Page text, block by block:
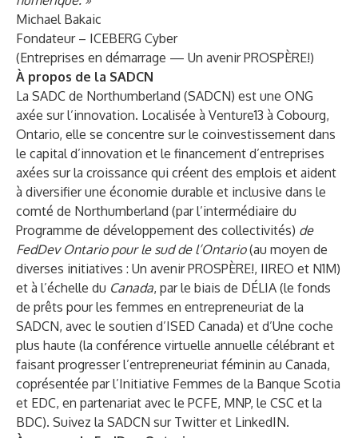
Michael Bakaic
Fondateur – ICEBERG Cyber
(Entreprises en démarrage — Un avenir PROSPÈRE!)
À propos de la SADCN
La SADC de Northumberland (SADCN) est une ONG
axée sur l’innovation. Localisée à Venture13 à Cobourg,
Ontario, elle se concentre sur le coinvestissement dans
le capital d’innovation et le financement d’entreprises
axées sur la croissance qui créent des emplois et aident
à diversifier une économie durable et inclusive dans le
comté de Northumberland (par l’intermédiaire du
Programme de développement des collectivités) de
FedDev Ontario pour le sud de l’Ontario(au moyen de
diverses initiatives : Un avenir PROSPÈRE!, IIREO et N1M)
et à l’échelle du Canada, par le biais de DÉLIA (le fonds
de prêts pour les femmes en entrepreneuriat de la
SADCN, avec le soutien d’ISED Canada) et d’Une coche
plus haute (la conférence virtuelle annuelle célébrant et
faisant progresser l’entrepreneuriat féminin au Canada,
coprésentée par l’Initiative Femmes de la Banque Scotia
et EDC, en partenariat avec le PCFE, MNP, le CSC et la
BDC). Suivez la SADCN sur Twitteret LinkedIN.